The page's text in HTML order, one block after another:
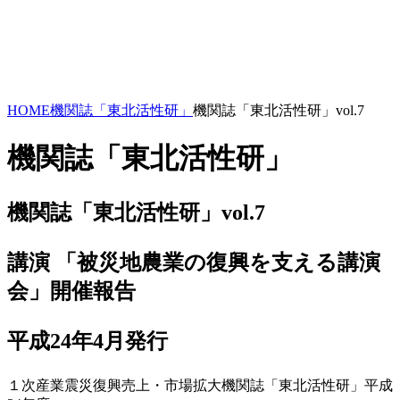
HOME機関誌「東北活性研」 機関誌「東北活性研」vol.7
機関誌「東北活性研」
機関誌「東北活性研」vol.7
講演 「被災地農業の復興を支える講演
会」開催報告
平成24年4月発行
１次産業震災復興売上・市場拡大機関誌「東北活性研」 平成